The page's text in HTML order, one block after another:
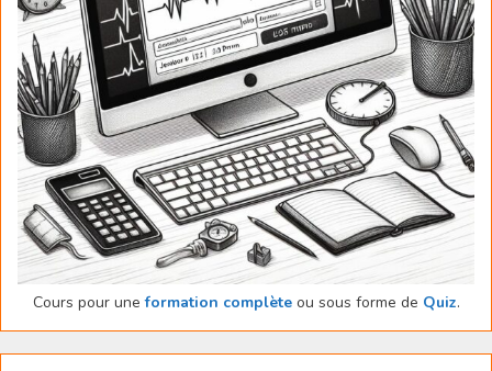
Cours pour uneformation complèteou sous forme de Quiz.